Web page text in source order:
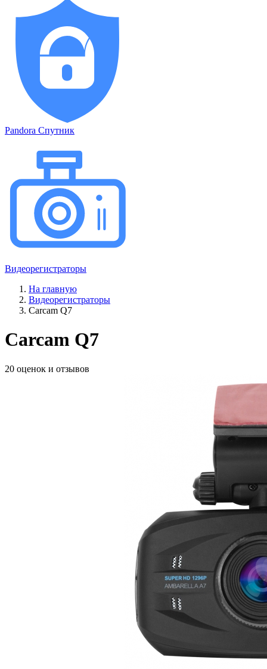
Pandora Спутник
Видеорегистраторы
На главную
Видеорегистраторы
Carcam Q7
Carcam Q7
20 оценок и отзывов